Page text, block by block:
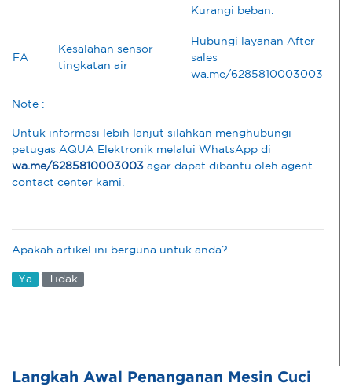
Kurangi beban.
FA
Kesalahan sensor
tingkatan air
Hubungi layanan After
sales
wa.me/6285810003003
Note :
Untuk informasi lebih lanjut silahkan menghubungi
petugas AQUA Elektronik melalui WhatsApp di
wa.me/6285810003003 agar dapat dibantu oleh agent
contact center kami.
Apakah artikel ini berguna untuk anda?
Ya Tidak
Langkah Awal Penanganan Mesin Cuci